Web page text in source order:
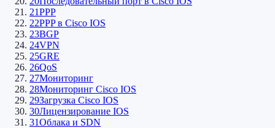
21PPP
22PPP в Cisco IOS
23BGP
24VPN
25GRE
26QoS
27Мониторинг
28Мониторинг Cisco IOS
29Загрузка Cisco IOS
30Лицензирование IOS
31Облака и SDN